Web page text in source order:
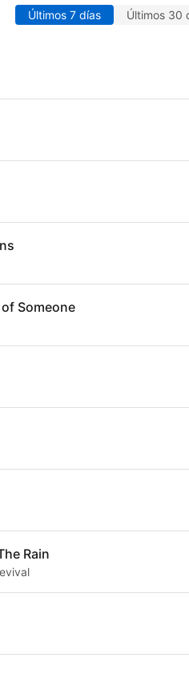
Últimos 7 días Últimos 30
Someone
Rain